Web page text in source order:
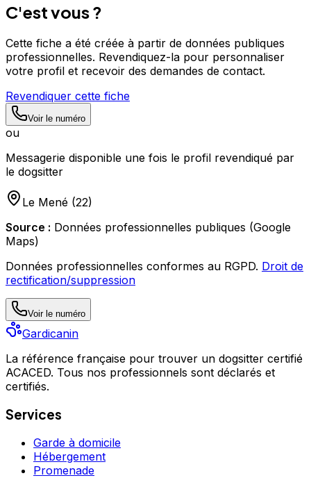
C'est vous ?
Cette fiche a été créée à partir de données publiques
professionnelles. Revendiquez-la pour personnaliser
votre profil et recevoir des demandes de contact.
Revendiquer cette fiche
Voir le numéro
ou
Messagerie disponible une fois le profil revendiqué par
le dogsitter
Le Mené (22)
Source : Données professionnelles publiques (Google
Maps)
Données professionnelles conformes au RGPD. Droit de
rectification/suppression
Voir le numéro
Gardicanin
La référence française pour trouver un dogsitter certifié
ACACED. Tous nos professionnels sont déclarés et
certifiés.
Services
Garde à domicile
Hébergement
Promenade